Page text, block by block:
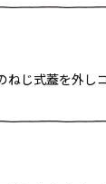
じ式蓋を外し